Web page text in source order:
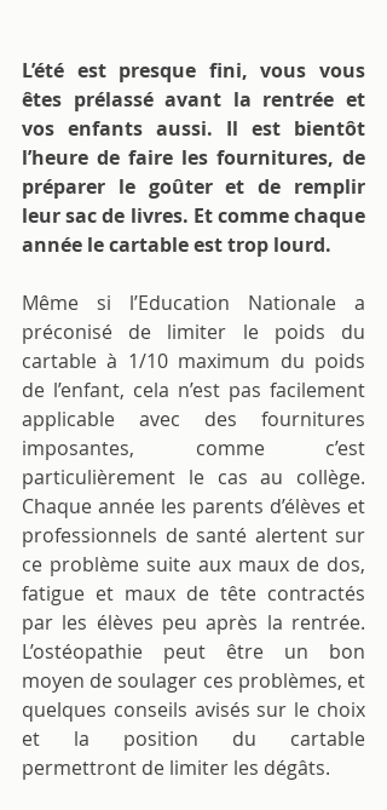
L’été est presque fini, vous vous
êtes prélassé avant la rentrée et
vos enfants aussi. Il est bientôt
l’heure de faire les fournitures, de
préparer le goûter et de remplir
leur sac de livres. Et comme chaque
année le cartable est trop lourd.
Même si l’Education Nationale a
préconisé de limiter le poids du
cartable à 1/10 maximum du poids
de l’enfant, cela n’est pas facilement
applicable avec des fournitures
imposantes, comme c’est
particulièrement le cas au collège.
Chaque année les parents d’élèves et
professionnels de santé alertent sur
ce problème suite aux maux de dos,
fatigue et maux de tête contractés
par les élèves peu après la rentrée.
L’ostéopathie peut être un bon
moyen de soulager ces problèmes, et
quelques conseils avisés sur le choix
et la position du cartable
permettront de limiter les dégâts.